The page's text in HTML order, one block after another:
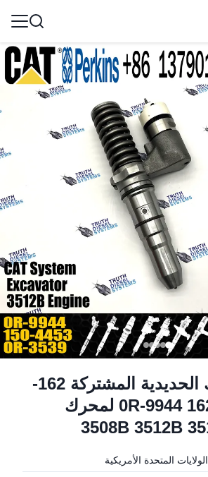
حاقن السكك الحديدية المشتركة 162-
8813 1628813 0R-9944 لمحرك
الولايات المتحدة الأمريكية